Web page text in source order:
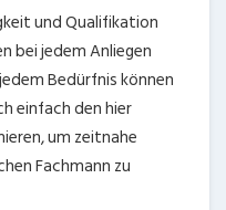
und Qualifikation
bei jedem Anliegen
Bedürfnis können
einfach den hier
um zeitnahe
Fachmann zu